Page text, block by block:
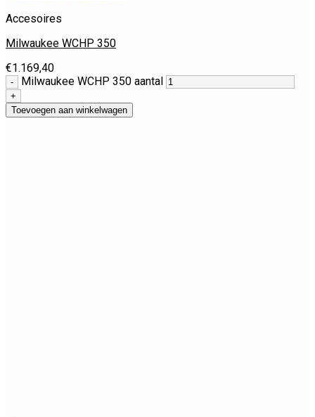
Accesoires
Milwaukee WCHP 350
€1.169,40
Milwaukee WCHP 350 aantal
Toevoegen aan winkelwagen